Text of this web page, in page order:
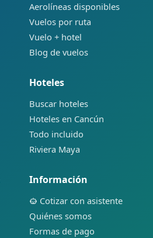
Aerolíneas disponibles
Vuelos por ruta
Vuelo + hotel
Blog de vuelos
Hoteles
Buscar hoteles
Hoteles en Cancún
Todo incluido
Riviera Maya
Información
Cotizar con asistente
Quiénes somos
Formas de pago